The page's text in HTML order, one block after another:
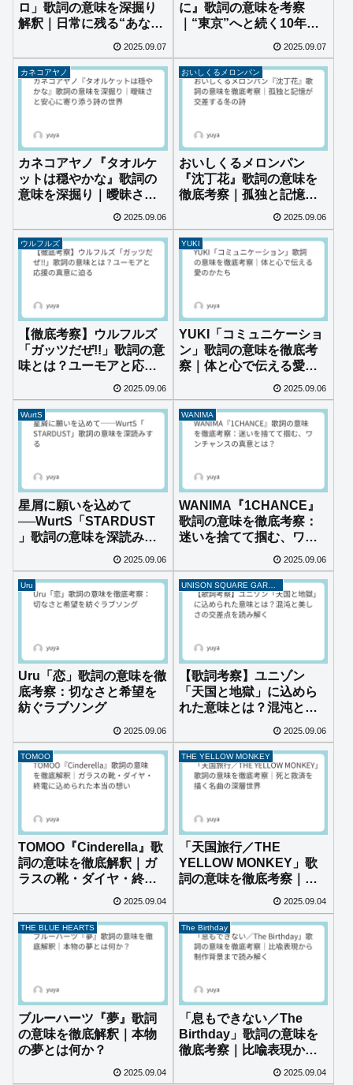
ロ」歌詞の意味を深掘り
解釈｜日常に残る“あな
2025.09.07
に』歌詞の意味を考察
｜“東京”へと続く10年前
2025.09.07
カネコアヤノ
カネコアヤノ『タオルケ
ットは穏やかな』歌詞の
意味を深掘り｜曖昧さと
安心に寄り添う詩の世界
2025.09.06
おいしくるメロンパン
おいしくるメロンパン
『沈丁花』歌詞の意味を
徹底考察｜孤独と記憶が
2025.09.06
ウルフルズ
【徹底考察】ウルフルズ
「ガッツだぜ!!」歌詞の意
味とは？ユーモアと応援
2025.09.06
YUKI
YUKI「コミュニケーショ
ン」歌詞の意味を徹底考
察｜体と心で伝える愛の
2025.09.06
WurtS
星屑に願いを込めて
──WurtS「STARDUST
」歌詞の意味を深読みす
2025.09.06
WANIMA
WANIMA『1CHANCE』
歌詞の意味を徹底考察：
迷いを捨てて掴む、ワン
チャンスの真意とは？
2025.09.06
Uru
Uru「恋」歌詞の意味を徹
底考察：切なさと希望を
紡ぐラブソング
2025.09.06
UNISON SQUARE GARDEN
【歌詞考察】ユニゾン
「天国と地獄」に込めら
れた意味とは？混沌と美
2025.09.06
TOMOO
TOMOO『Cinderella』歌
詞の意味を徹底解釈｜ガ
ラスの靴・ダイヤ・終電
に込められた本当の想い
2025.09.04
THE YELLOW MONKEY
「天国旅行／THE
YELLOW MONKEY」歌
詞の意味を徹底考察｜死
と救済を描く名曲の深層
世界
2025.09.04
THE BLUE HEARTS
ブルーハーツ『夢』歌詞
の意味を徹底解釈｜本物
の夢とは何か？
2025.09.04
The Birthday
「息もできない／The
Birthday」歌詞の意味を
徹底考察｜比喩表現から
制作背景まで読み解く
2025.09.04